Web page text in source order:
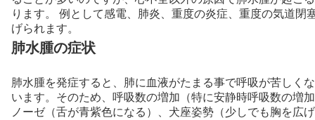
ります。 例として感電、肺炎、重度の炎症、重度の気道閉
げられます。
肺水腫の症状
肺水腫を発症すると、肺に血液がたまる事で呼吸が苦しく
います。そのため、呼吸数の増加（特に安静時呼吸数の増
ノーゼ（舌が青紫色になる）、犬座姿勢（少しでも胸を広